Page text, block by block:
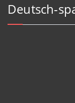
Deutsch-